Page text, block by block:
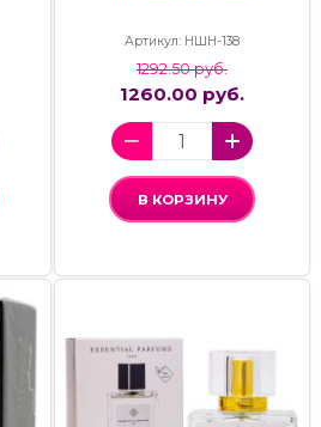
Артикул: НШН-138
1292.50 руб.
1260.00 руб.
В КОРЗИНУ